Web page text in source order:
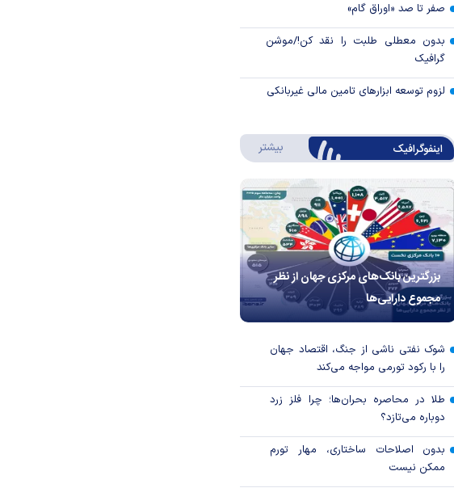
صفر تا صد «اوراق گام»
بدون معطلی طلبت را نقد کن!/موشن
گرافیک
لزوم توسعه ابزارهای تامین مالی غیربانکی
اینفوگرافیک بیشتر درباره اینفوگرافیک
بزرگترین بانک‌های مرکزی جهان از نظر
مجموع دارایی‌ها
شوک نفتی ناشی از جنگ، اقتصاد جهان
را با رکود تورمی مواجه می‌کند
طلا در محاصره بحران‌ها؛ چرا فلز زرد
دوباره می‌تازد؟
بدون اصلاحات ساختاری، مهار تورم
ممکن نیست